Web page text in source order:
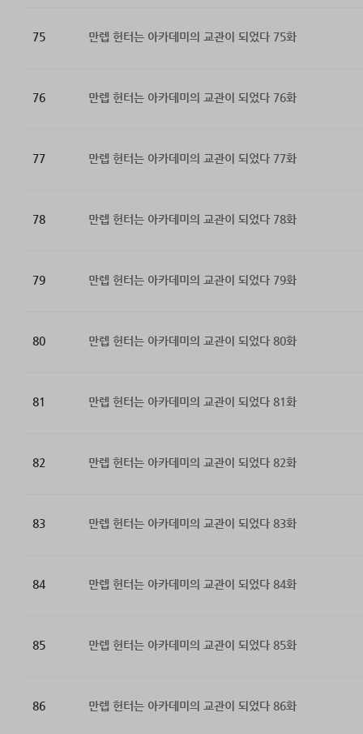
75 만렙 헌터는 아카데미의 교관이 되었다 75화
76 만렙 헌터는 아카데미의 교관이 되었다 76화
77 만렙 헌터는 아카데미의 교관이 되었다 77화
78 만렙 헌터는 아카데미의 교관이 되었다 78화
79 만렙 헌터는 아카데미의 교관이 되었다 79화
80 만렙 헌터는 아카데미의 교관이 되었다 80화
81 만렙 헌터는 아카데미의 교관이 되었다 81화
82 만렙 헌터는 아카데미의 교관이 되었다 82화
83 만렙 헌터는 아카데미의 교관이 되었다 83화
84 만렙 헌터는 아카데미의 교관이 되었다 84화
85 만렙 헌터는 아카데미의 교관이 되었다 85화
86 만렙 헌터는 아카데미의 교관이 되었다 86화